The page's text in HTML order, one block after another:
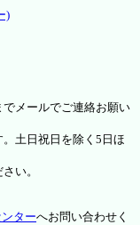
)
でメールでご連絡お願い
土日祝日を除く5日ほ
い。
ターへお問い合わせく